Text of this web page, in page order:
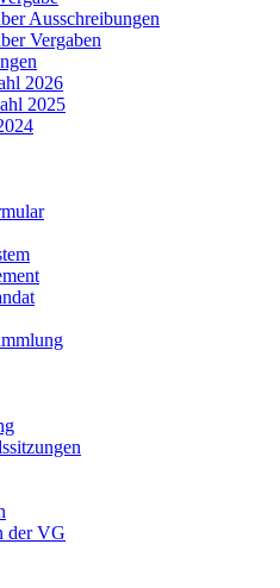
Ausschreibungen
Vergaben
2026
2025
der VG